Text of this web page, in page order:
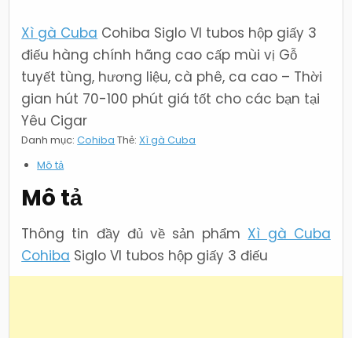
3
điếu
Xì gà Cuba Cohiba Siglo VI tubos hộp giấy 3
điếu hàng chính hãng cao cấp mùi vị Gỗ
tuyết tùng, hương liệu, cà phê, ca cao – Thời
gian hút 70-100 phút giá tốt cho các bạn tại
Yêu Cigar
Danh mục:Cohiba Thẻ:Xì gà Cuba
Mô tả
Mô tả
Thông tin đầy đủ về sản phẩm Xì gà Cuba
Cohiba Siglo VI tubos hộp giấy 3 điếu